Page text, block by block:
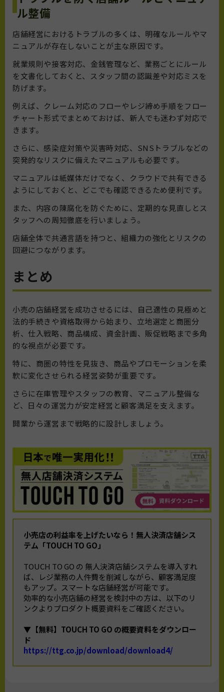
ル整備
店舗経営におけるトラブルの多くは、明確なルールやマ
ニュアルが存在しないことが主な原因です。
就業規則や接客対応、金銭管理など、業務ごとにルール
を文書化しておくと、スタッフ間の認識差や対応ミスを
防げます。
例えば、クレーム対応のフローやレジ締め手順をフロー
チャート形式でまとめておけば、新人でも迷わず対応で
きます。
さらに、感染症対策や災害時対応、SNSトラブルなどの
突発的なリスクに備えたマニュアルも必要です。
マニュアルは紙媒体だけでなく、クラウドで共有できる
ようにしておくと、どこでも確認できるため便利です。
また、内容の陳腐化を防ぐために、定期的な見直しとス
タッフへの周知徹底を行いましょう。
店舗全体で共通言語を持つと、組織力の強化とリスクの
回避につながります。
まとめ
小売の店舗経営を成功させるには、自己適性の見極めと
法的手続きや資格取得から始まり、立地選定と商圏分
析、仕入戦略、商品構成、資金計画、販促戦略まで多角
的な視点が必要です。
特に、商圏の特性を見抜き、商品やプロモーションを柔
軟に変化させられる経営姿勢が重要です。
さらに在庫管理やスタッフの教育、マニュアル整備な
ど、日々の運営力が安定経営と顧客満足を支えます。
開業から運営まで戦略的に設計しましょう。
小売店の利益率を上げたいなら！ 無人決済店舗シス
テム「TOUCH TO GO」
TOUCH TO GO の 無人決済店舗システムを導入すれ
ば、レジ業務の人件費を削減しながら、顧客満足度
もアップ。スマートな店舗経営が可能です。
効率的な小売店舗の経営を検討中の方は、以下のリ
ンクよりプロダクト概要資料をご確認ください。
▼【無料】TOUCH TO GO の概要資料をダウンロー
ド
https://ttg.co.jp/download/download4/